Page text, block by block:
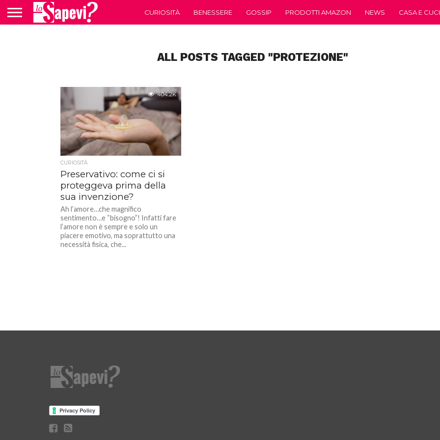
CURIOSITÀ BENESSERE GOSSIP PRODOTTI AMAZON NEWS CASA E
ALL POSTS TAGGED "PROTEZIONE"
404.2K
CURIOSITÀ
Preservativo: come ci si
proteggeva prima della
sua invenzione?
Ah l’amore…che magnifico
sentimento…e “bisogno”! Infatti fare
l’amore non è sempre e solo un
piacere emotivo, ma soprattutto una
necessità fisica, che...